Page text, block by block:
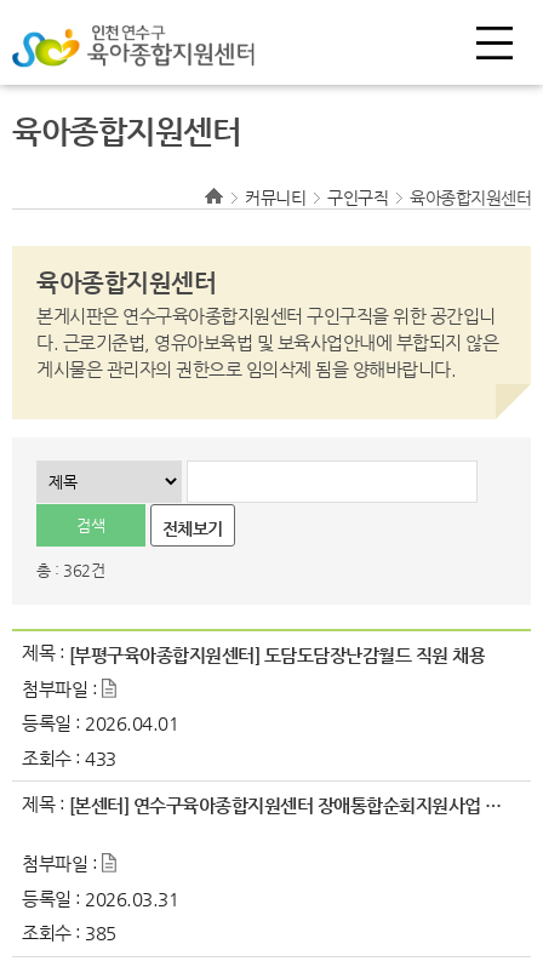
육아종합지원센터
커뮤니티 구인구직 육아종합지원센터
육아종합지원센터
본게시판은 연수구육아종합지원센터 구인구직을 위한 공간입니
다. 근로기준법, 영유아보육법 및 보육사업안내에 부합되지 않은
게시물은 관리자의 권한으로 임의삭제 됨을 양해바랍니다.
전체보기
총 : 362건
제목 : [부평구육아종합지원센터] 도담도담장난감월드 직원 채용
첨부파일 :
등록일 : 2026.04.01
조회수 :433
제목 : [본센터] 연수구육아종합지원센터 장애통합순회지원사업 직원(계약직) ..
첨부파일 :
등록일 : 2026.03.31
조회수 : 385